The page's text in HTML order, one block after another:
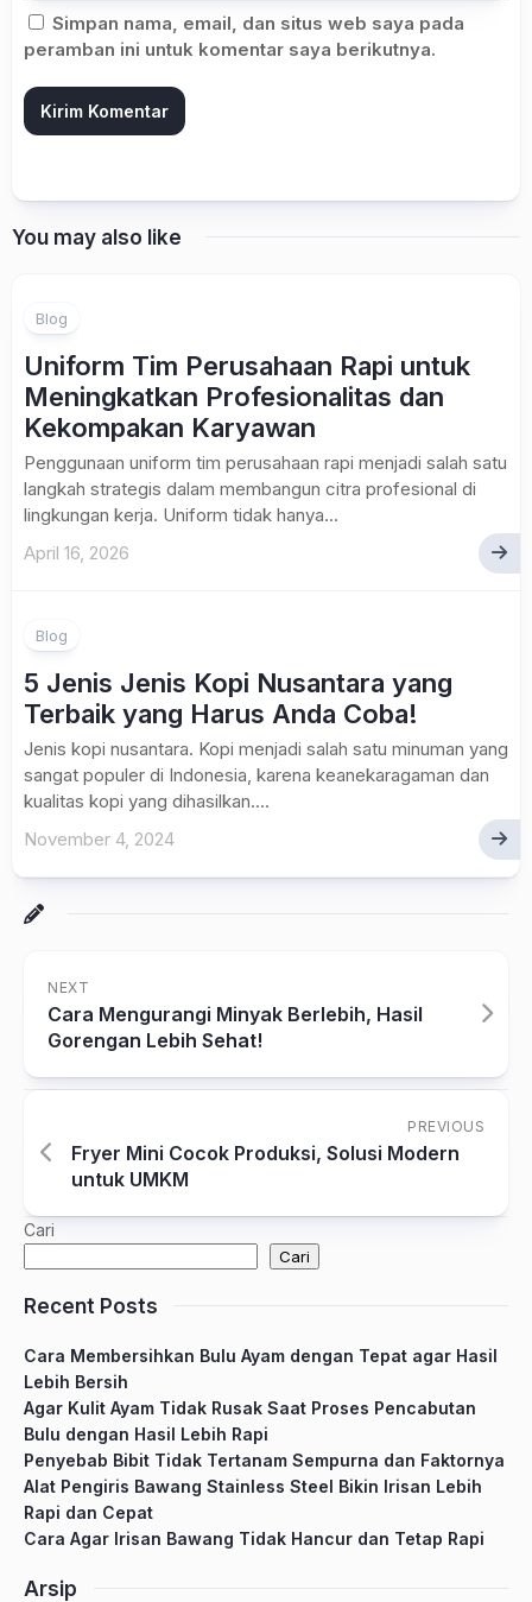
Simpan nama, email, dan situs web saya pada
peramban ini untuk komentar saya berikutnya.
You may also like
Blog
Uniform Tim Perusahaan Rapi untuk
Meningkatkan Profesionalitas dan
Kekompakan Karyawan
Penggunaan uniform tim perusahaan rapi menjadi salah satu
langkah strategis dalam membangun citra profesional di
lingkungan kerja. Uniform tidak hanya...
April 16, 2026
Blog
5 Jenis Jenis Kopi Nusantara yang
Terbaik yang Harus Anda Coba!
Jenis kopi nusantara. Kopi menjadi salah satu minuman yang
sangat populer di Indonesia, karena keanekaragaman dan
kualitas kopi yang dihasilkan....
November 4, 2024
NEXT
Cara Mengurangi Minyak Berlebih, Hasil
Gorengan Lebih Sehat!
PREVIOUS
Fryer Mini Cocok Produksi, Solusi Modern
untuk UMKM
Cari
Cari
Recent Posts
Cara Membersihkan Bulu Ayam dengan Tepat agar Hasil
Lebih Bersih
Agar Kulit Ayam Tidak Rusak Saat Proses Pencabutan
Bulu dengan Hasil Lebih Rapi
Penyebab Bibit Tidak Tertanam Sempurna dan Faktornya
Alat Pengiris Bawang Stainless Steel Bikin Irisan Lebih
Rapi dan Cepat
Cara Agar Irisan Bawang Tidak Hancur dan Tetap Rapi
Arsip